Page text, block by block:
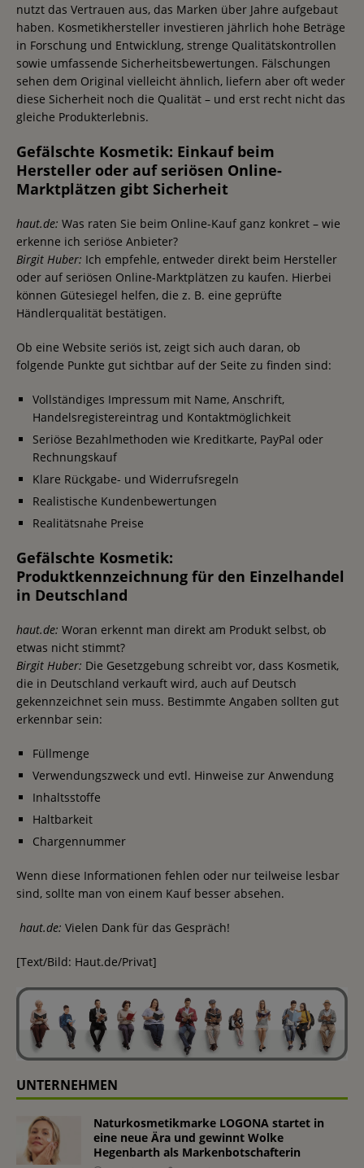
nutzt das Vertrauen aus, das Marken über Jahre aufgebaut
haben. Kosmetikhersteller investieren jährlich hohe Beträge
in Forschung und Entwicklung, strenge Qualitätskontrollen
sowie umfassende Sicherheitsbewertungen. Fälschungen
sehen dem Original vielleicht ähnlich, liefern aber oft weder
diese Sicherheit noch die Qualität – und erst recht nicht das
gleiche Produkterlebnis.
Gefälschte Kosmetik: Einkauf beim
Hersteller oder auf seriösen Online-
Marktplätzen gibt Sicherheit
haut.de: Was raten Sie beim Online-Kauf ganz konkret – wie
erkenne ich seriöse Anbieter?
Birgit Huber: Ich empfehle, entweder direkt beim Hersteller
oder auf seriösen Online-Marktplätzen zu kaufen. Hierbei
können Gütesiegel helfen, die z. B. eine geprüfte
Händlerqualität bestätigen.
Ob eine Website seriös ist, zeigt sich auch daran, ob
folgende Punkte gut sichtbar auf der Seite zu finden sind:
Vollständiges Impressum mit Name, Anschrift,
Handelsregistereintrag und Kontaktmöglichkeit
Seriöse Bezahlmethoden wie Kreditkarte, PayPal oder
Rechnungskauf
Klare Rückgabe- und Widerrufsregeln
Realistische Kundenbewertungen
Realitätsnahe Preise
Gefälschte Kosmetik:
Produktkennzeichnung für den Einzelhandel
in Deutschland
haut.de: Woran erkennt man direkt am Produkt selbst, ob
etwas nicht stimmt?
Birgit Huber: Die Gesetzgebung schreibt vor, dass Kosmetik,
die in Deutschland verkauft wird, auch auf Deutsch
gekennzeichnet sein muss. Bestimmte Angaben sollten gut
erkennbar sein:
Füllmenge
Verwendungszweck und evtl. Hinweise zur Anwendung
Inhaltsstoffe
Haltbarkeit
Chargennummer
Wenn diese Informationen fehlen oder nur teilweise lesbar
sind, sollte man von einem Kauf besser absehen.
haut.de: Vielen Dank für das Gespräch!
[Text/Bild: Haut.de/Privat]
UNTERNEHMEN
Naturkosmetikmarke LOGONA startet in
eine neue Ära und gewinnt Wolke
Hegenbarth als Markenbotschafterin